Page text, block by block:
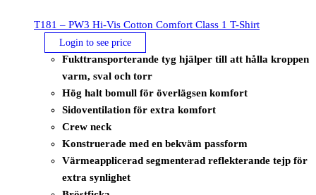
T181 – PW3 Hi-Vis Cotton Comfort Class 1 T-Shirt
Login to see price
Fukttransporterande tyg hjälper till att hålla kroppen
varm, sval och torr
Hög halt bomull för överlägsen komfort
Sidoventilation för extra komfort
Crew neck
Konstruerade med en bekväm passform
Värmeapplicerad segmenterad reflekterande tejp för
extra synlighet